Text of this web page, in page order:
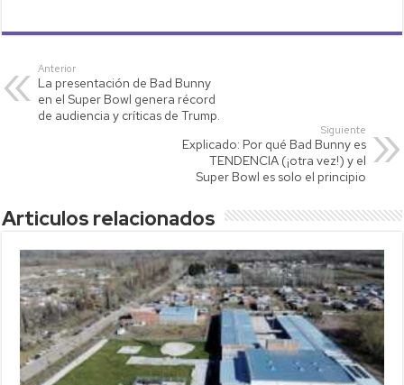
at
s
A
p
tt p
Li
nk
ail m
ar
tir
Anterior
La presentación de Bad Bunny
en el Super Bowl genera récord
de audiencia y críticas de Trump.
Siguiente
Explicado: Por qué Bad Bunny es
TENDENCIA (¡otra vez!) y el
Super Bowl es solo el principio
Articulos relacionados